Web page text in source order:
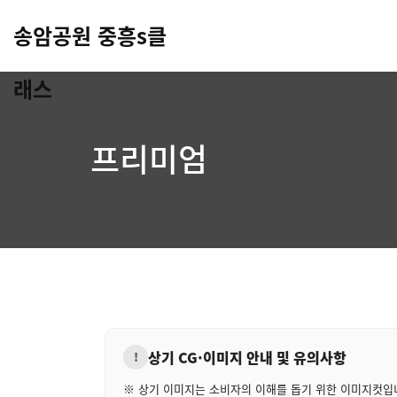
송암공원 중흥s클
래스
프리미엄
! 상기 CG·이미지 안내 및 유의사항
※ 상기 이미지는 소비자의 이해를 돕기 위한 이미지컷입